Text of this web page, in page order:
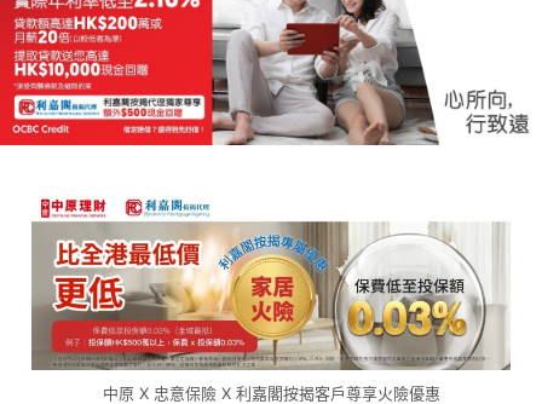
中原 X 忠意保險 X 利嘉閣按揭客戶尊享火險優惠